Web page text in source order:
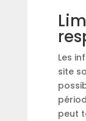
Les
site
peut